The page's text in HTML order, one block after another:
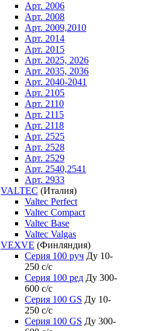
Арт. 2006
Арт. 2008
Арт. 2009,2010
Арт. 2014
Арт. 2015
Арт. 2025, 2026
Арт. 2035, 2036
Арт. 2040-2041
Арт. 2105
Арт. 2110
Арт. 2115
Арт. 2118
Арт. 2525
Арт. 2528
Арт. 2529
Арт. 2540,2541
Арт. 2933
VALTEC (Италия)
Valtec Perfect
Valtec Compact
Valtec Base
Valtec Valgas
VEXVE (Финляндия)
Серия 100 руч Ду 10-
250 c/c
Серия 100 ред Ду 300-
600 c/c
Серия 100 GS Ду 10-
250 c/c
Серия 100 GS Ду 300-